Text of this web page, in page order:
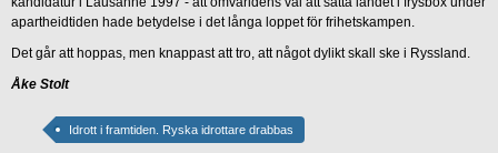
apartheidtiden hade betydelse i det långa loppet för frihetskampen.
Det går att hoppas, men knappast att tro, att något dylikt skall ske i Ryssland.
Åke Stolt
Idrott i framtiden. Ryska idrottare drabbas